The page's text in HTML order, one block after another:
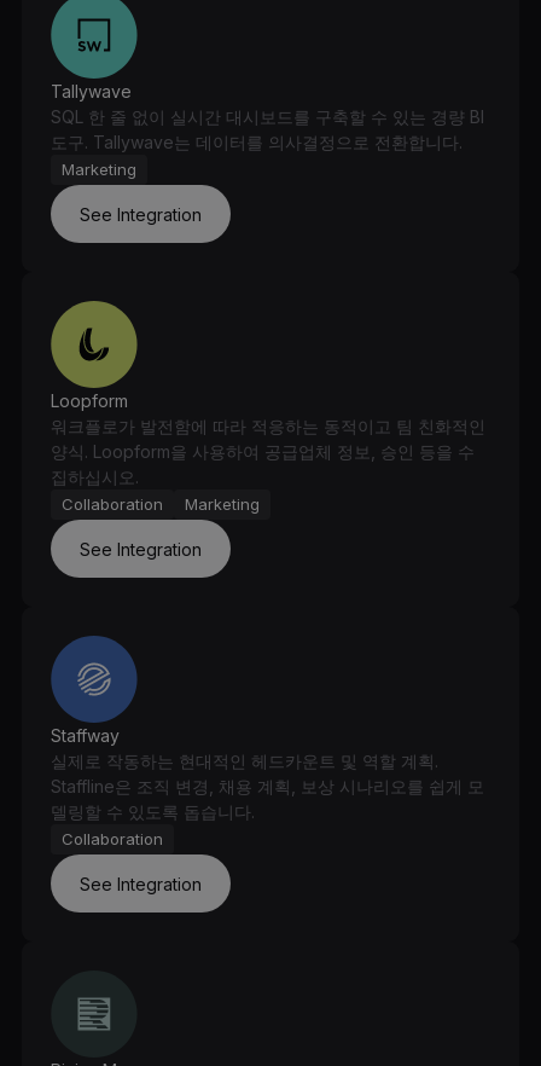
Tallywave
SQL 한 줄 없이 실시간 대시보드를 구축할 수 있는 경량 BI
도구. Tallywave는 데이터를 의사결정으로 전환합니다.
Marketing
See Integration
Loopform
워크플로가 발전함에 따라 적응하는 동적이고 팀 친화적인
양식. Loopform을 사용하여 공급업체 정보, 승인 등을 수
집하십시오.
Collaboration Marketing
See Integration
Staffway
실제로 작동하는 현대적인 헤드카운트 및 역할 계획.
Staffline은 조직 변경, 채용 계획, 보상 시나리오를 쉽게 모
델링할 수 있도록 돕습니다.
Collaboration
See Integration